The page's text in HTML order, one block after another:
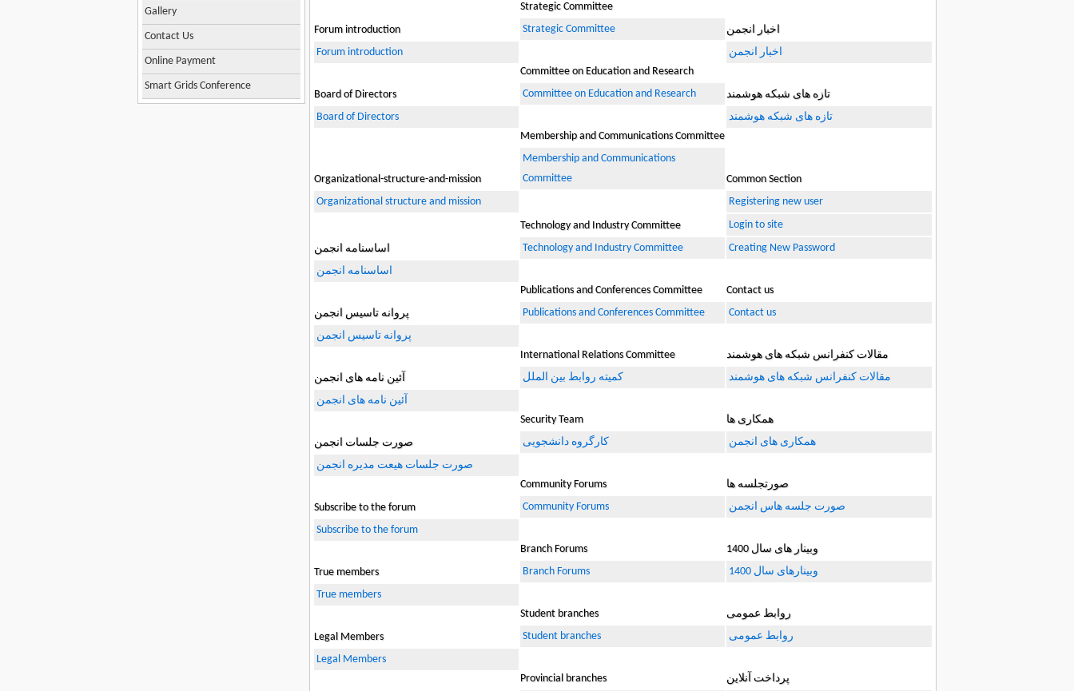
Gallery
Contact Us
Online Payment
Smart Grids Conference
Strategic Committee
Forum introduction
Strategic Committee
اخبار انجمن
Forum introduction
اخبار انجمن
Committee on Education and Research
Board of Directors
Committee on Education and Research
تازه های شبکه هوشمند
Board of Directors
تازه های شبکه هوشمند
Membership and Communications Committee
Organizational-structure-and-mission
Membership and Communications
Committee
Common Section
Organizational structure and mission
Registering new user
Technology and Industry Committee
Login to site
اساسنامه انجمن
Technology and Industry Committee
Creating New Password
اساسنامه انجمن
Publications and Conferences Committee
Contact us
پروانه تاسیس انجمن
Publications and Conferences Committee
Contact us
پروانه تاسیس انجمن
International Relations Committee
مقالات کنفرانس شبکه های هوشمند
آئین نامه های انجمن
کمیته روابط بین الملل
مقالات کنفرانس شبکه های هوشمند
آئین نامه های انجمن
Security Team
همکاری ها
صورت جلسات انجمن
کارگروه دانشجویی
همکاری های انجمن
صورت جلسات هیعت مدیره انجمن
Community Forums
صورتجلسه ها
Subscribe to the forum
Community Forums
صورت جلسه هاس انجمن
Subscribe to the forum
Branch Forums
وبینار های سال 1400
True members
Branch Forums
وبینارهای سال 1400
True members
Student branches
روابط عمومی
Legal Members
Student branches
روابط عمومی
Legal Members
Provincial branches
پرداخت آنلاین